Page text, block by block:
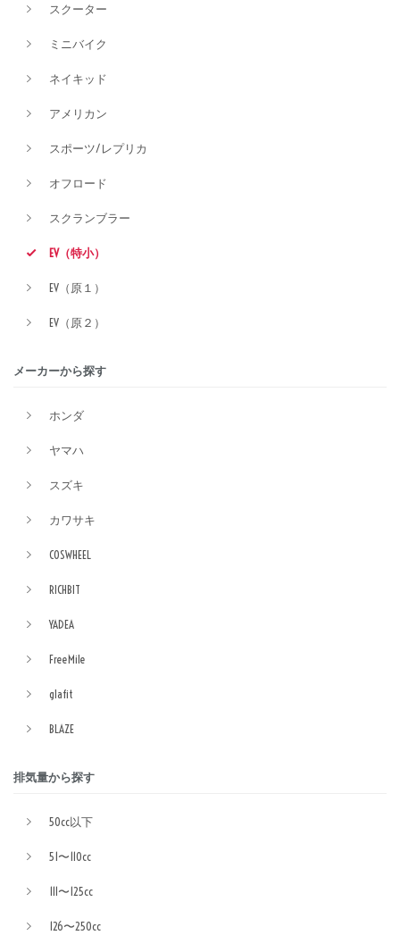
スクーター
ミニバイク
ネイキッド
アメリカン
スポーツ/レプリカ
オフロード
スクランブラー
EV（特小）
EV（原１）
EV（原２）
メーカーから探す
ホンダ
ヤマハ
スズキ
カワサキ
COSWHEEL
RICHBIT
YADEA
FreeMile
glafit
BLAZE
排気量から探す
50cc以下
51〜110cc
111〜125cc
126〜250cc
価格